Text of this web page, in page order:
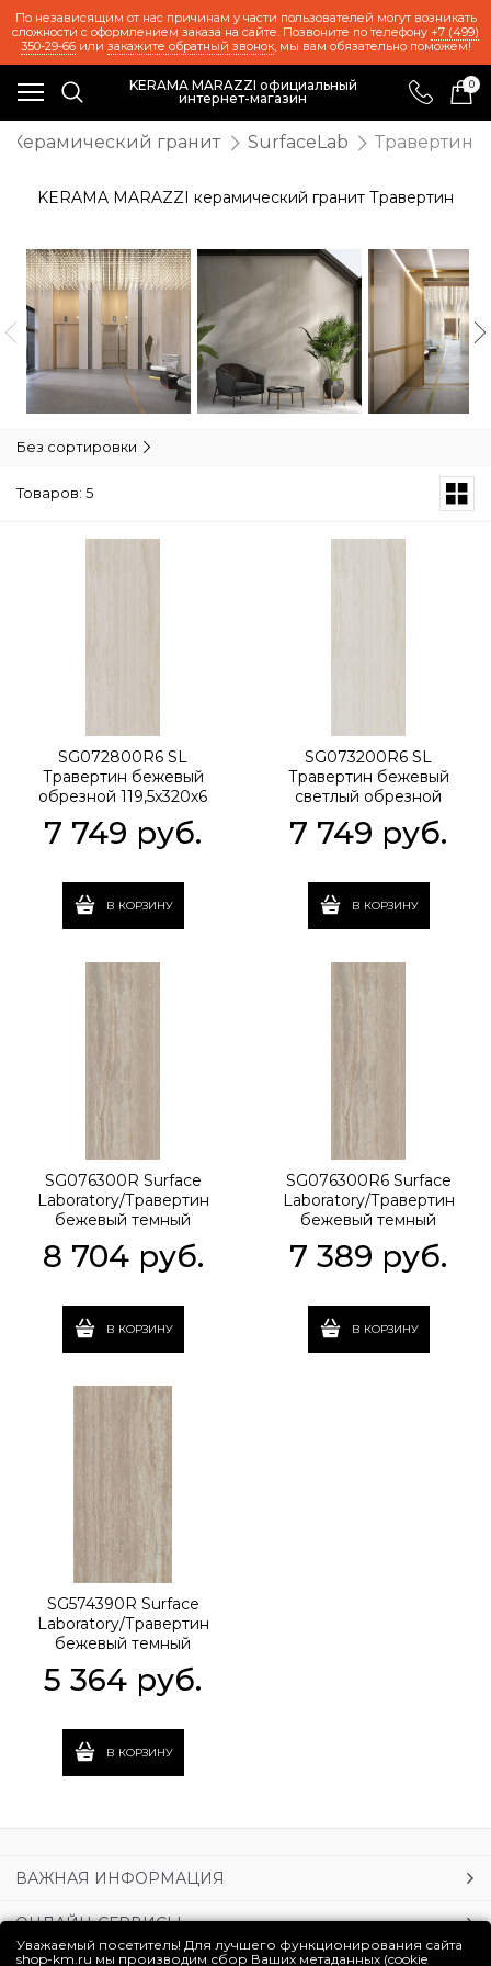
По независящим от нас причинам у части пользователей могут возникать
сложности с оформлением заказа на сайте. Позвоните по телефону +7 (499)
350-29-66или закажите обратный звонок, мы вам обязательно поможем!
KERAMA MARAZZI официальный
интернет-магазин
0
Керамический гранит SurfaceLab Травертин
KERAMA MARAZZI керамический гранит Травертин
Без сортировки
Товаров: 5
SG072800R6 SL
Травертин бежевый
обрезной 119,5x320х6
7 749 руб.
В КОРЗИНУ
SG073200R6 SL
Травертин бежевый
светлый обрезной
7 749 руб.
В КОРЗИНУ
SG076300R Surface
Laboratory/Травертин
бежевый темный
обрезной 119,5x320x1,1
8 704 руб.
В КОРЗИНУ
SG076300R6 Surface
Laboratory/Травертин
бежевый темный
обрезной 119,5x320x0,6
7 389 руб.
В КОРЗИНУ
SG574390R Surface
Laboratory/Травертин
бежевый темный
обрезной 80x160x0,9
5 364 руб.
В КОРЗИНУ
ВАЖНАЯ ИНФОРМАЦИЯ
ОНЛАЙН-СЕРВИСЫ
Уважаемый посетитель! Для лучшего функционирования сайта
shop-km.ru мы производим сбор Ваших метаданных (cookie